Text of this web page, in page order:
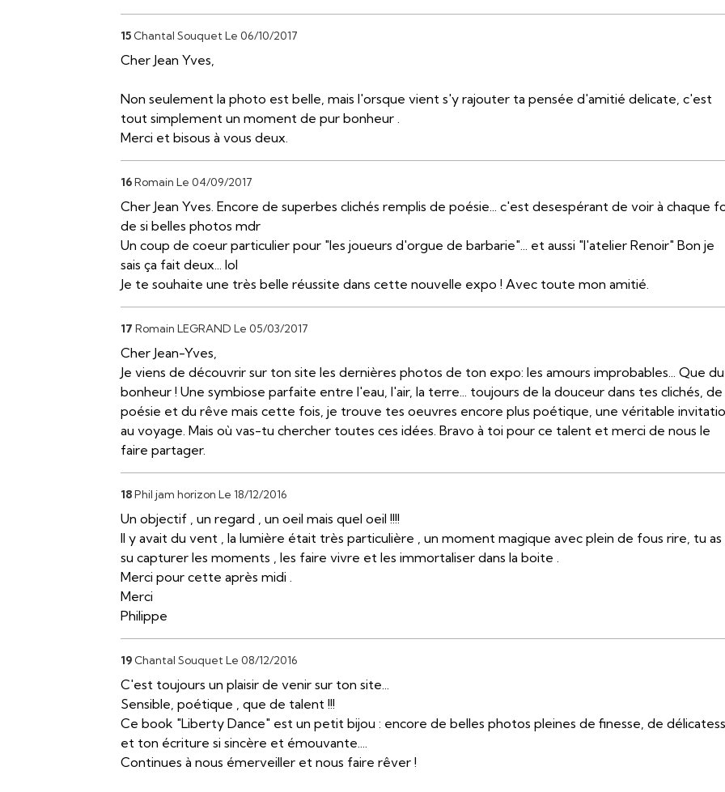
15 Chantal Souquet Le 06/10/2017
Cher Jean Yves,
Non seulement la photo est belle, mais l'orsque vient s'y rajouter ta pensée d'amitié delicate, c'est
tout simplement un moment de pur bonheur .
Merci et bisous à vous deux.
16 Romain Le 04/09/2017
Cher Jean Yves. Encore de superbes clichés remplis de poésie... c'est desespérant de voir à chaque
de si belles photos mdr
Un coup de coeur particulier pour "les joueurs d'orgue de barbarie"... et aussi "l'atelier Renoir" Bon je
sais ça fait deux... lol
Je te souhaite une très belle réussite dans cette nouvelle expo ! Avec toute mon amitié.
17 Romain LEGRAND Le 05/03/2017
Cher Jean-Yves,
Je viens de découvrir sur ton site les dernières photos de ton expo: les amours improbables... Que du
bonheur ! Une symbiose parfaite entre l'eau, l'air, la terre... toujours de la douceur dans tes clichés, de
poésie et du rêve mais cette fois, je trouve tes oeuvres encore plus poétique, une véritable
au voyage. Mais où vas-tu chercher toutes ces idées. Bravo à toi pour ce talent et merci de nous le
faire partager.
18 Phil jam horizon Le 18/12/2016
Un objectif , un regard , un oeil mais quel oeil !!!!
Il y avait du vent , la lumière était très particulière , un moment magique avec plein de fous rire, tu as
su capturer les moments , les faire vivre et les immortaliser dans la boite .
Merci pour cette après midi .
Merci
Philippe
19 Chantal Souquet Le 08/12/2016
C'est toujours un plaisir de venir sur ton site...
Sensible, poétique , que de talent !!!
Ce book "Liberty Dance" est un petit bijou : encore de belles photos pleines de finesse, de
et ton écriture si sincère et émouvante....
Continues à nous émerveiller et nous faire rêver !